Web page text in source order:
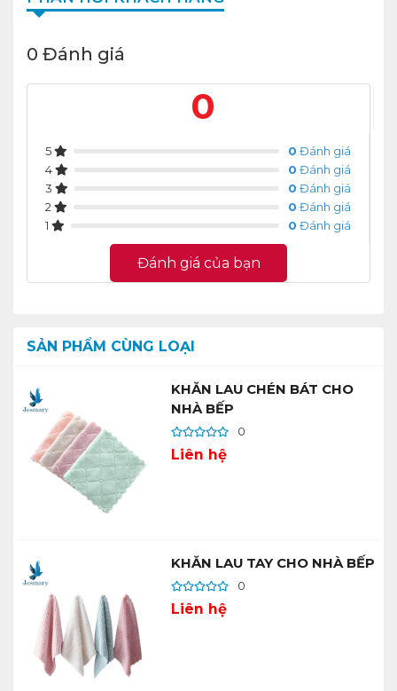
0 Đánh giá
0
5 0 Đánh giá
4
0 Đánh giá
3
0 Đánh giá
2
0 Đánh giá
1
0 Đánh giá
Đánh giá của bạn
SẢN PHẨM CÙNG LOẠI
KHĂN LAU CHÉN BÁT CHO
NHÀ BẾP
0
Liên hệ
KHĂN LAU TAY CHO NHÀ BẾP
0
Liên hệ